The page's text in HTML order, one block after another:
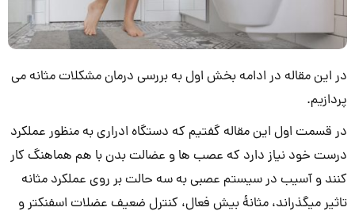
در این مقاله در ادامه بخش اول به بررسی درمان مشکلات مثانه می
پردازیم.
در قسمت اول این مقاله گفتیم که دستگاه ادراری به منظور عملکرد
درست خود نیاز دارد که عصب ها و عضالت بدن با هم هماهنگ کار
کنند و آسیب در سیستم عصبی به سه حالت بر روی عملکرد مثانه
تاثیر می­گذراند، مثانۀ بیش فعال، کنترل ضعیف عضلات اسفنکتر و